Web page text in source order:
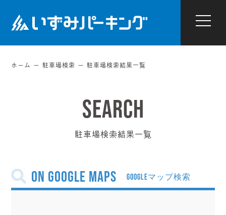
ホーム 駐車場検索 駐車場検索結果一覧
駐車場検索結果一覧
on Google Maps